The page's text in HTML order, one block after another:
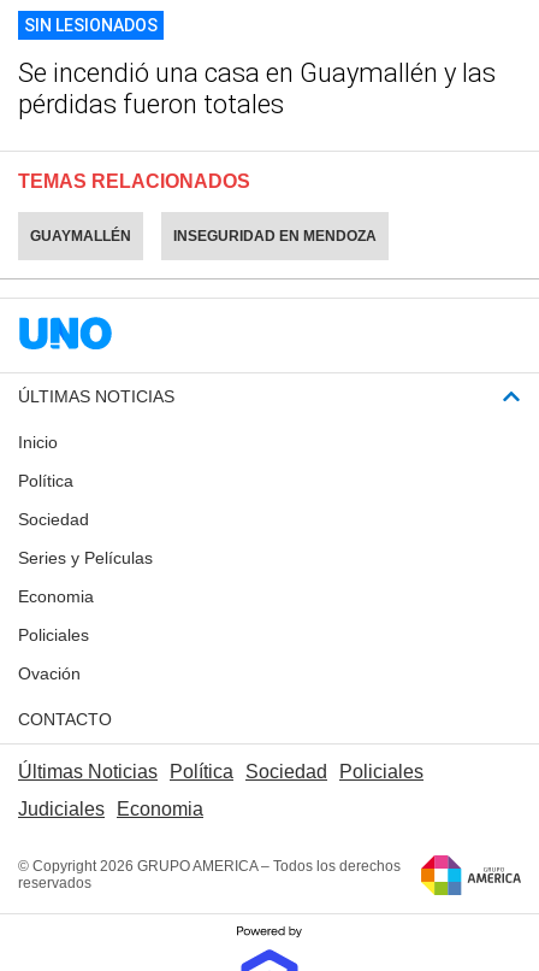
SIN LESIONADOS
Se incendió una casa en Guaymallén y las
pérdidas fueron totales
TEMAS RELACIONADOS
GUAYMALLÉN INSEGURIDAD EN MENDOZA
ÚLTIMAS NOTICIAS
Inicio
Política
Sociedad
Series y Películas
Economia
Policiales
Ovación
CONTACTO
Últimas Noticias Política Sociedad
Policiales
Judiciales
Economia
© Copyright 2026 GRUPO AMERICA – Todos los derechos
reservados